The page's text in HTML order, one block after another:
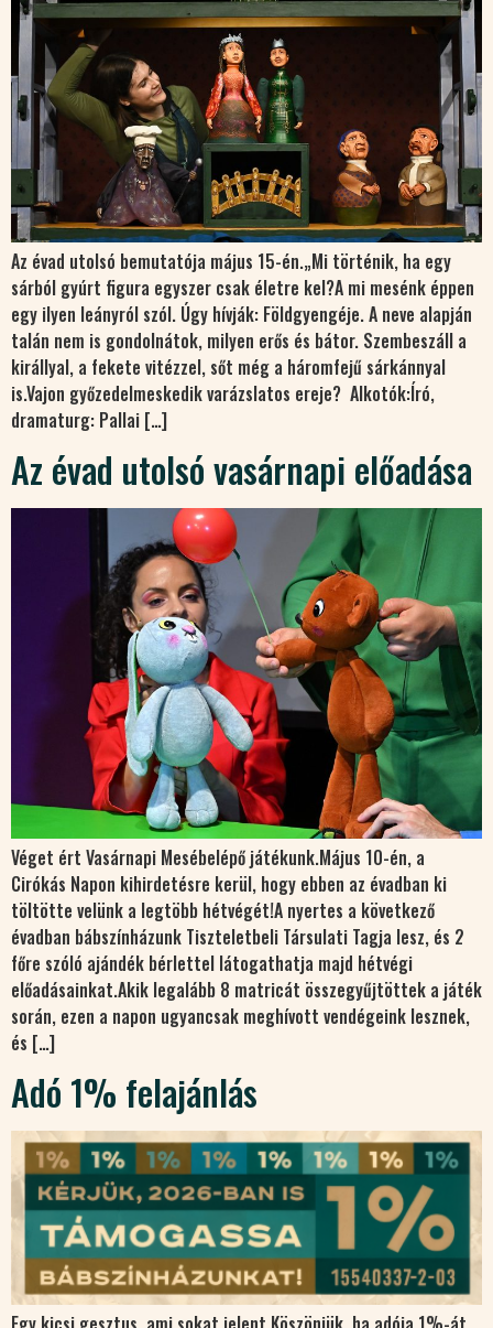
Az évad utolsó bemutatója május 15-én.„Mi történik, ha egy
sárból gyúrt figura egyszer csak életre kel?A mi mesénk éppen
egy ilyen leányról szól. Úgy hívják: Földgyengéje. A neve alapján
talán nem is gondolnátok, milyen erős és bátor. Szembeszáll a
királlyal, a fekete vitézzel, sőt még a háromfejű sárkánnyal
is.Vajon győzedelmeskedik varázslatos ereje? Alkotók:Író,
dramaturg: Pallai […]
Az évad utolsó vasárnapi előadása
Véget ért Vasárnapi Mesébelépő játékunk.Május 10-én, a
Cirókás Napon kihirdetésre kerül, hogy ebben az évadban ki
töltötte velünk a legtöbb hétvégét!A nyertes a következő
évadban bábszínházunk Tiszteletbeli Társulati Tagja lesz, és 2
főre szóló ajándék bérlettel látogathatja majd hétvégi
előadásainkat.Akik legalább 8 matricát összegyűjtöttek a játék
során, ezen a napon ugyancsak meghívott vendégeink lesznek,
és […]
Adó 1% felajánlás